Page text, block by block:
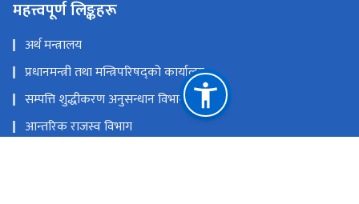
महत्त्वपूर्ण लिङ्कहरू
अर्थ मन्त्रालय
प्रधानमन्त्री तथा मन्त्रिपरिषद्को कार्यालय
सम्पत्ति शुद्धीकरण अनुसन्धान विभाग
आन्तरिक राजस्व विभाग